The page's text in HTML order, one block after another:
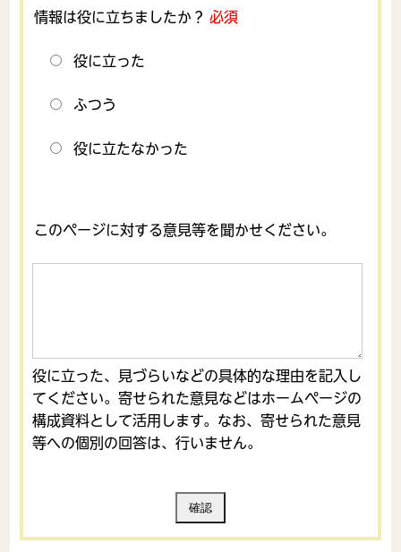
情報は役に立ちましたか？ 必須
役に立った
ふつう
役に立たなかった
このページに対する意見等を聞かせください。
役に立った、見づらいなどの具体的な理由を記入し
てください。寄せられた意見などはホームページの
構成資料として活用します。なお、寄せられた意見
等への個別の回答は、行いません。